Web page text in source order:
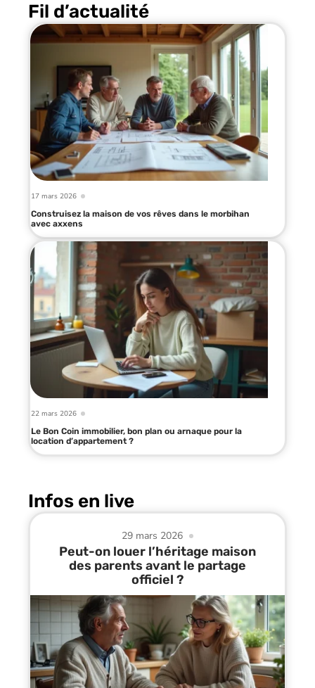
Fil d’actualité
17 mars 2026
Construisez la maison de vos rêves dans le morbihan
avec axxens
22 mars 2026
Le Bon Coin immobilier, bon plan ou arnaque pour la
location d’appartement ?
Infos en live
29 mars 2026
Peut-on louer l’héritage maison
des parents avant le partage
officiel ?